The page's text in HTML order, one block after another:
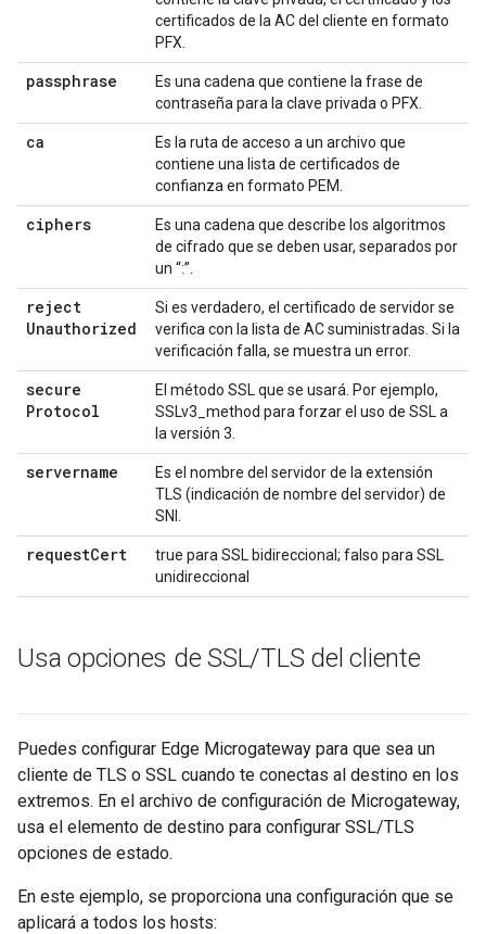
certificados de la AC del cliente en formato
PFX.
passphrase
Es una cadena que contiene la frase de
contraseña para la clave privada o PFX.
ca
Es la ruta de acceso a un archivo que
contiene una lista de certificados de
confianza en formato PEM.
ciphers
Es una cadena que describe los algoritmos
de cifrado que se deben usar, separados por
un “:”.
reject
Unauthorized
Si es verdadero, el certificado de servidor se
verifica con la lista de AC suministradas. Si la
verificación falla, se muestra un error.
secure
Protocol
El método SSL que se usará. Por ejemplo,
SSLv3_method para forzar el uso de SSL a
la versión 3.
servername
Es el nombre del servidor de la extensión
TLS (indicación de nombre del servidor) de
SNI.
requestCert
true para SSL bidireccional; falso para SSL
unidireccional
Usa opciones de SSL/TLS del cliente
Puedes configurar Edge Microgateway para que sea un
cliente de TLS o SSL cuando te conectas al destino en los
extremos. En el archivo de configuración de Microgateway,
usa el elemento de destino para configurar SSL/TLS
opciones de estado.
En este ejemplo, se proporciona una configuración que se
aplicará a todos los hosts: